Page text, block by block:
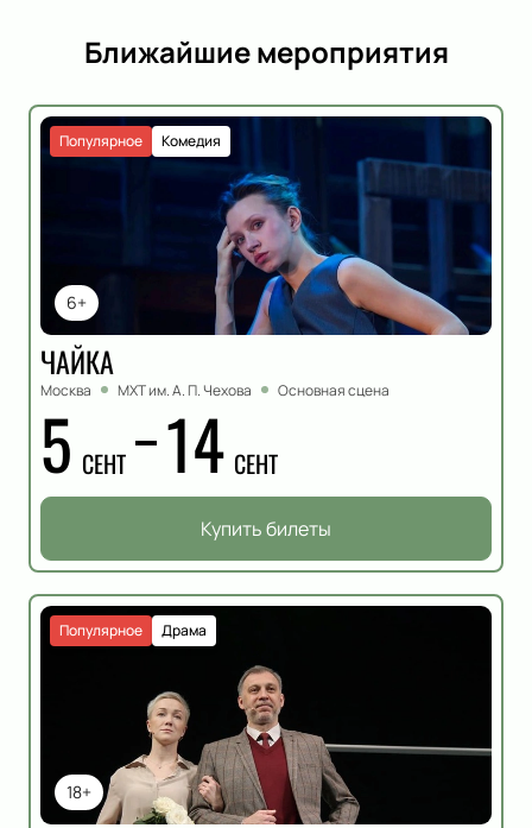
Ближайшие мероприятия
6+
Комедия
Популярное
ЧАЙКА
Москва МХТ им. А. П. Чехова Основная сцена
5 СЕНТ 14 СЕНТ
Купить билеты
18+
Драма
Популярное